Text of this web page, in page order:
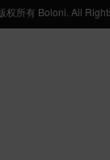
权所有 Boloni. All